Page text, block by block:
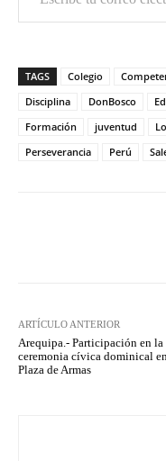
TAGS Colegio
Disciplina
DonBosco
Formación
juventud
Perseverancia
Perú
ARTÍCULO ANTERIOR
Arequipa.- Participación en la
ceremonia cívica dominical
Plaza de Armas